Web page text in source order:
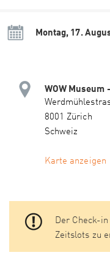
Montag, 17.
WOW
8001 Zürich
Schweiz
Karte anzeigen
Der Check-
Zeitslots zu